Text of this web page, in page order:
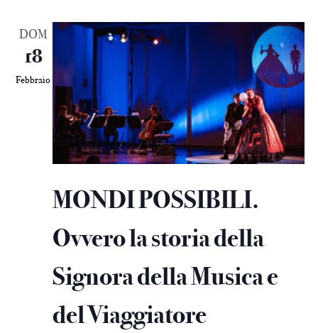
DOM
18
Febbraio
MONDI POSSIBILI.
Ovvero la storia della
Signora della Musica e
del Viaggiatore